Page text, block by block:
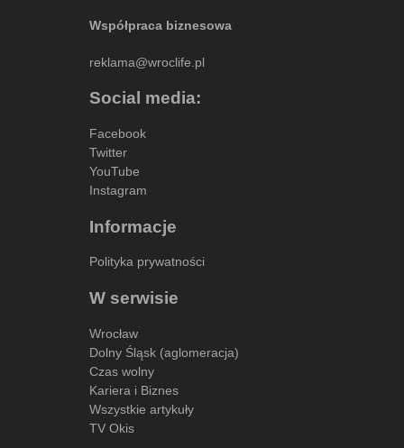
Współpraca biznesowa
reklama@wroclife.pl
Social media:
Facebook
Twitter
YouTube
Instagram
Informacje
Polityka prywatności
W serwisie
Wrocław
Dolny Śląsk (aglomeracja)
Czas wolny
Kariera i Biznes
Wszystkie artykuły
TV Okis